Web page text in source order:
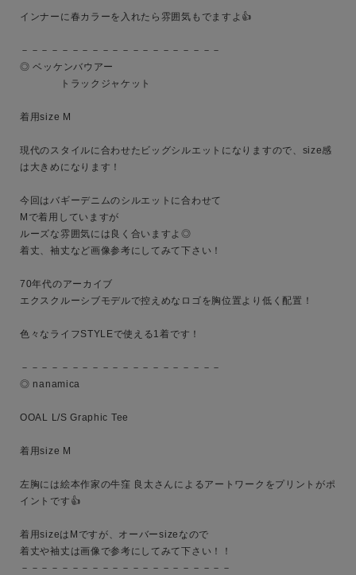
キーワード
MENS LADIES
カテゴリ
サイズ
インナーに春カラーを入れたら雰囲気もでますよ👍
－－－－－－－－－－－－－－－－－－－－
◎ ベッケンバウアー
トラックジャケット
着用size M
現代のスタイルに合わせたビッグシルエットになりますので、size感
は大きめになります！
今回はバギーデニムのシルエットに合わせて
Mで着用していますが
ルーズな雰囲気には良く合いますよ◎
着丈、袖丈など画像参考にしてみて下さい！
70年代のアーカイブ
エクスクルーシブモデルで控えめなロゴを胸位置より低く配置！
色々なライフSTYLEで使える1着です！
－－－－－－－－－－－－－－－－－－－－
◎ nanamica
OOAL L/S Graphic Tee
着用size M
左胸には絵本作家の牛窪 良太さんによるアートワークをプリントがポ
イントです👍
着用sizeはMですが、オーバーsizeなので
着丈や袖丈は画像で参考にしてみて下さい！！
－－－－－－－－－－－－－－－－－－－－－